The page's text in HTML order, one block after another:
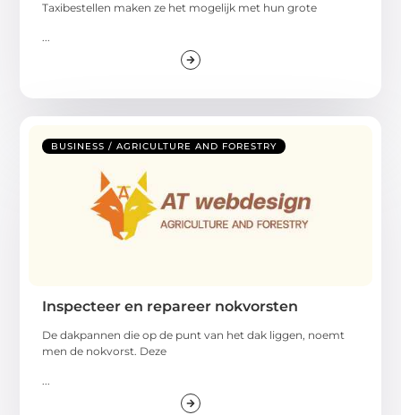
Taxibestellen maken ze het mogelijk met hun grote
BUSINESS / AGRICULTURE AND FORESTRY
Inspecteer en repareer nokvorsten
De dakpannen die op de punt van het dak liggen, noemt
men de nokvorst. Deze